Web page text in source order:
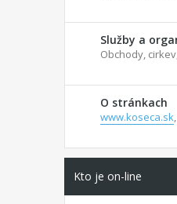
Služby a
Obchody,
O stránkach
www.koseca.sk
Kto je on-line